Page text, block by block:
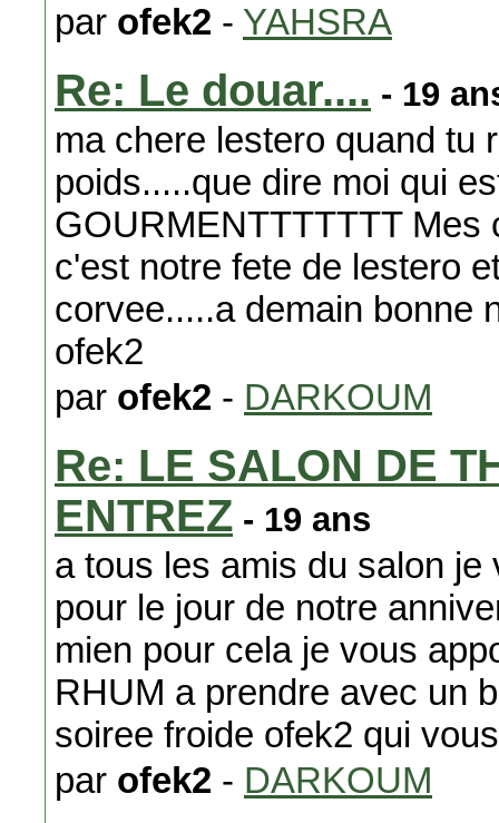
par ofek2 - YAHSRA
Re: Le douar.... - 19
ma chere lestero quand tu
poids.....que dire moi qui
GOURMENTTTTTTT Mes
c'est notre fete de lestero
corvee.....a demain bonne
ofek2
par ofek2 - DARKOUM
Re: LE SALON DE
ENTREZ - 19 ans
a tous les amis du salon
pour le jour de notre
mien pour cela je vous
RHUM a prendre avec un
soiree froide ofek2 qui
par ofek2 - DARKOUM